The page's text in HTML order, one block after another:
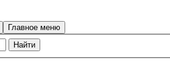
Главное меню